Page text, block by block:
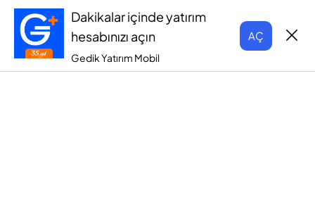
Dakikalar içinde yatırım
hesabınızı açın
Gedik Yatırım Mobil
AÇ